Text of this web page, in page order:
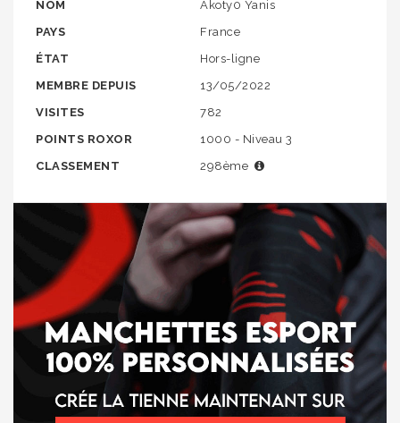
NOM
Akoty0 Yanis
PAYS
France
ÉTAT
Hors-ligne
MEMBRE DEPUIS
13/05/2022
VISITES
782
POINTS ROXOR
1000 - Niveau 3
CLASSEMENT
298ème